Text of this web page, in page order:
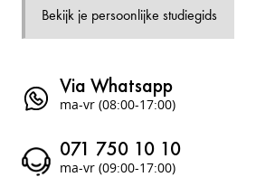
Bekijk je persoonlijke studiegids
Via Whatsapp
ma-vr (08:00-17:00)
071 750 10 10
ma-vr (09:00-17:00)